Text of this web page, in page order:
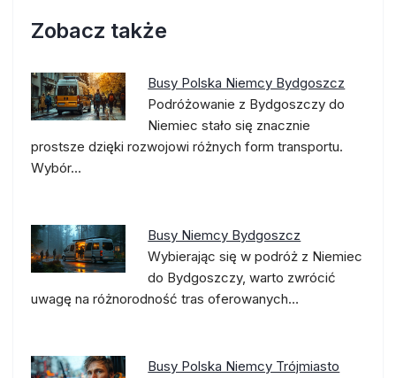
Zobacz także
Busy Polska Niemcy Bydgoszcz
Podróżowanie z Bydgoszczy do
Niemiec stało się znacznie
prostsze dzięki rozwojowi różnych form transportu.
Wybór…
Busy Niemcy Bydgoszcz
Wybierając się w podróż z Niemiec
do Bydgoszczy, warto zwrócić
uwagę na różnorodność tras oferowanych…
Busy Polska Niemcy Trójmiasto